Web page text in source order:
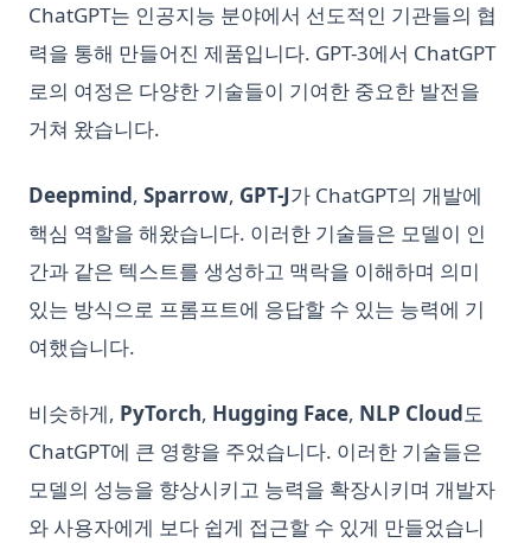
ChatGPT는 인공지능 분야에서 선도적인 기관들의 협
력을 통해 만들어진 제품입니다. GPT-3에서 ChatGPT
로의 여정은 다양한 기술들이 기여한 중요한 발전을
거쳐 왔습니다.
Deepmind, Sparrow, GPT-J가 ChatGPT의 개발에
핵심 역할을 해왔습니다. 이러한 기술들은 모델이 인
간과 같은 텍스트를 생성하고 맥락을 이해하며 의미
있는 방식으로 프롬프트에 응답할 수 있는 능력에 기
여했습니다.
비슷하게, PyTorch, Hugging Face, NLP Cloud도
ChatGPT에 큰 영향을 주었습니다. 이러한 기술들은
모델의 성능을 향상시키고 능력을 확장시키며 개발자
와 사용자에게 보다 쉽게 접근할 수 있게 만들었습니